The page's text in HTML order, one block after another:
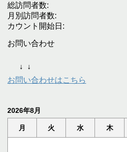
総訪問者数:
月別訪問者数:
カウント開始日:
お問い合わせ
↓
↓
お問い合わせはこちら
2026年8月
月 火 水 木